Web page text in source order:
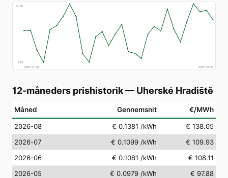
€160
€78
2026-07-09
2026-08-07
12-måneders prishistorik— Uherské Hradiště
Måned Gennemsnit €/MWh
2026-08 € 0.1381 /kWh
€ 138.05
2026-07
€ 0.1099 /kWh
€ 109.93
2026-06
€ 0.1081 /kWh
€ 108.11
2026-05
€ 0.0979 /kWh
€ 97.88